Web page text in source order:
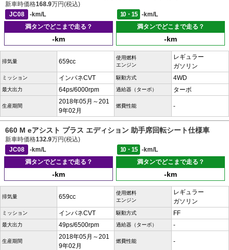
新車時価格168.9万円(税込)
JC08
-km/L 10・15
-km/L
満タンでどこまで走る？
-km
満タンでどこまで走る？
-km
排気量 659cc
使用燃料
エンジン
レギュラー
ガソリン
ミッション インパネCVT 駆動方式 4WD
最大出力 64ps/6000rpm 過給器（ターボ） ターボ
生産期間
2018年05月～201
9年02月
燃費性能 -
660 M eアシスト プラス エディション 助手席回転シート仕様車
新車時価格132.9万円(税込)
JC08
-km/L 10・15
-km/L
満タンでどこまで走る？
-km
満タンでどこまで走る？
-km
排気量 659cc
使用燃料
エンジン
レギュラー
ガソリン
ミッション インパネCVT 駆動方式 FF
最大出力 49ps/6500rpm 過給器（ターボ） -
生産期間
2018年05月～201
9年02月
燃費性能 -